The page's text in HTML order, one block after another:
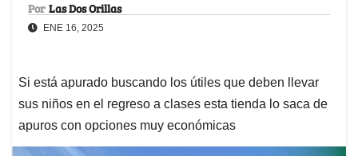
Por Las Dos Orillas
ENE 16, 2025
Si está apurado buscando los útiles que deben llevar
sus niños en el regreso a clases esta tienda lo saca de
apuros con opciones muy económicas